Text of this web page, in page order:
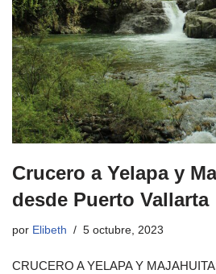
Crucero a Yelapa y
desde Puerto Vallarta
por Elibeth 5 octubre, 2023
CRUCERO A YELAPA Y